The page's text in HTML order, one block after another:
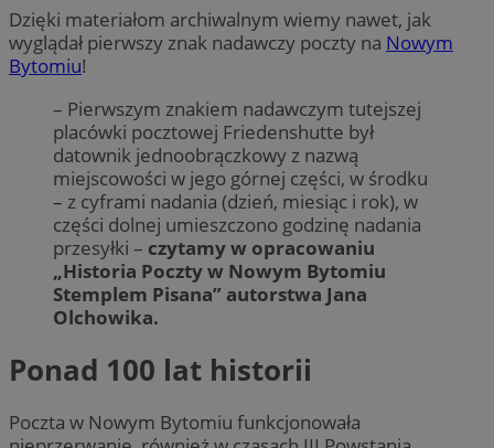
Dzięki materiałom archiwalnym wiemy nawet, jak
wyglądał pierwszy znak nadawczy poczty na Nowym
Bytomiu!
– Pierwszym znakiem nadawczym tutejszej
placówki pocztowej Friedenshutte był
datownik jednoobrączkowy z nazwą
miejscowości w jego górnej części, w środku
– z cyframi nadania (dzień, miesiąc i rok), w
części dolnej umieszczono godzinę nadania
przesyłki – czytamy w opracowaniu
„Historia Poczty w Nowym Bytomiu
Stemplem Pisana” autorstwa Jana
Olchowika.
Ponad 100 lat historii
Poczta w Nowym Bytomiu funkcjonowała